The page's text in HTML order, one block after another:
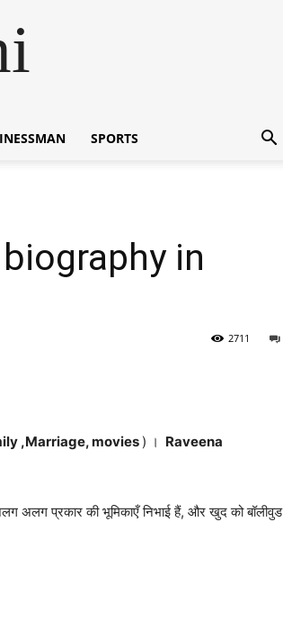
SPORTS
biography in
2711
,Marriage, movies ) । Raveena
अलग प्रकार की भूमिकाएँ निभाई हैं, और खुद को बॉलीवुड